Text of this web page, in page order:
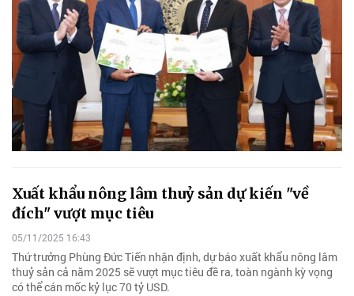
Xuất khẩu nông lâm thuỷ sản dự kiến "về
đích" vượt mục tiêu
05/11/2025 16:43
Thứ trưởng Phùng Đức Tiến nhận định, dự báo xuất khẩu nông lâm
thuỷ sản cả năm 2025 sẽ vượt mục tiêu đề ra, toàn ngành kỳ vọng
có thể cán mốc kỷ lục 70 tỷ USD.